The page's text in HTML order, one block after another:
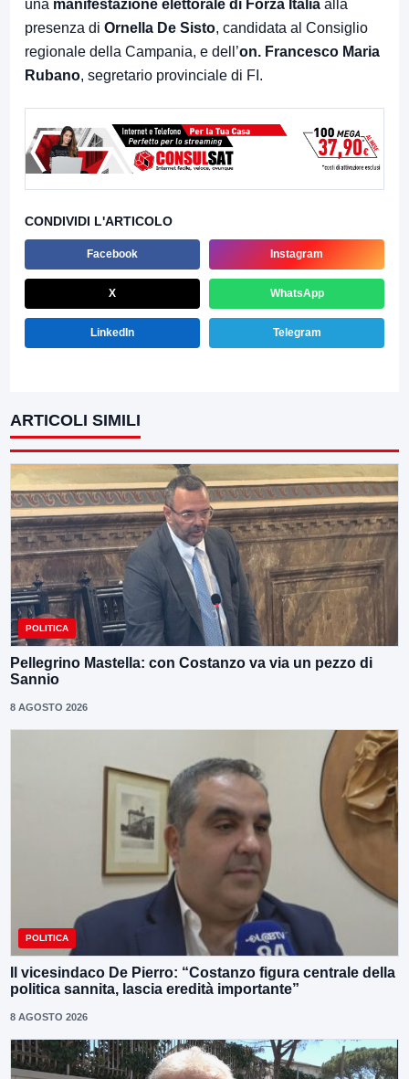
una manifestazione elettorale di Forza Italia alla
presenza di Ornella De Sisto, candidata al Consiglio
regionale della Campania, e dell’on. Francesco Maria
Rubano, segretario provinciale di FI.
CONDIVIDI L'ARTICOLO
Facebook Instagram
X WhatsApp
LinkedIn Telegram
ARTICOLI SIMILI
POLITICA
Pellegrino Mastella: con Costanzo va via un pezzo di
Sannio
8 AGOSTO 2026
POLITICA
Il vicesindaco De Pierro: “Costanzo figura centrale della
politica sannita, lascia eredità importante”
8 AGOSTO 2026